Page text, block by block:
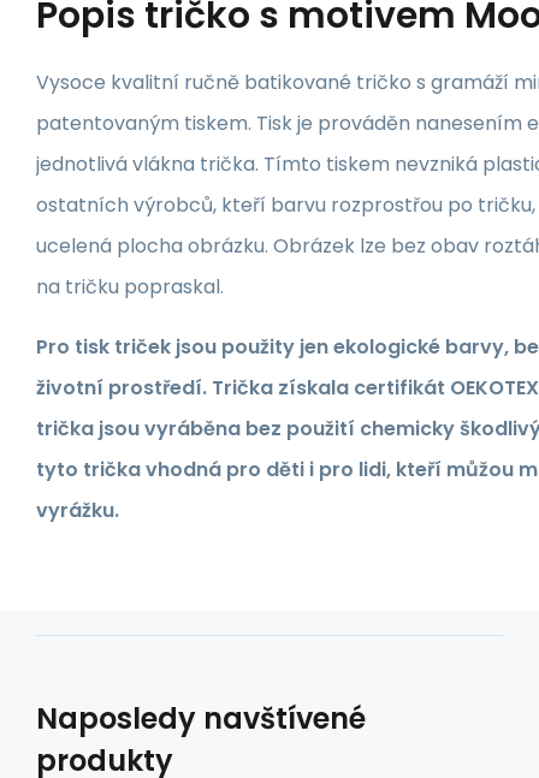
Popis tričko s motivem
Vysoce kvalitní ručně batikované tričko s gramáží
patentovaným tiskem. Tisk je prováděn nanesením
jednotlivá vlákna trička. Tímto tiskem nevzniká
ostatních výrobců, kteří barvu rozprostřou po tričku,
ucelená plocha obrázku. Obrázek lze bez obav
na tričku popraskal.
Pro tisk triček jsou použity jen ekologické barvy,
životní prostředí. Trička získala certifikát
trička jsou vyráběna bez použití chemicky
tyto trička vhodná pro děti i pro lidi, kteří můžou
vyrážku.
Naposledy navštívené
produkty